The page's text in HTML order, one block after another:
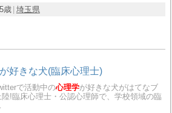
歳 埼玉県
が好きな犬(臨床心理士)
で活動中の心理学が好きな犬がはてなブ
陸!臨床心理士・公認心理師で、学校領域の臨